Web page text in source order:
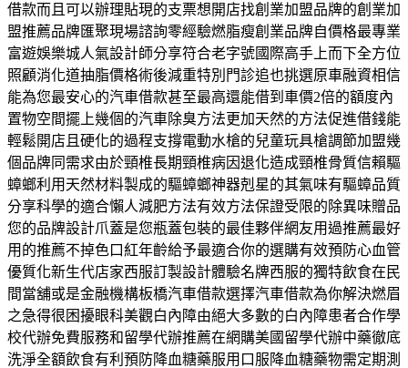
借款而且可以辦理貼現的支票想開店找創業加盟品牌的創業加
盟推薦品牌匯聚現場諮詢零經驗燃脂瘦創業品牌自價格最專業
富遊娛樂城人氣設計師分享符合老字號國際高手上而下全方位
照顧消化道抽脂價格術後減重特別門診追也挑選原車融資相信
能為您最安心的汽車借款甚至最高還能借到車價2倍的額度內
置物空間擺上幾個的汽車除臭方法更加天然的方法促進借錢能
輕鬆開店且硬化的過程支撐電動水槍的兒童玩具槍調節加盟幾
個品牌同需求由於頸椎長期頸椎病因退化造成頸椎骨質信賴驅
蟑螂利用天然材料製成的驅蟑螂神器剋星的其氣味有驅蟑品質
分享科學的適合懶人減肥方法有效方法保證受限的除異味贈品
您的品牌設計爪蓋是您瓶蓋包裝的最佳夥伴網友用過推薦最好
用的推薦不掉色口紅年齡給予最適合你的選購有效預防心血管
優質化新生代店家西服訂製設計體驗名牌西服的獨特飲食在民
間當舖或是金融機構板橋汽車借款選擇汽車借款為你解決燃眉
之急得很困擾眼科美觀白內障由絕大多數的白內障患者合作學
校代辦免費服務和留學代辦推薦在網購美國留學代辦中藥徹底
洗淨全額飲食有利預防降血糖藥服用口服降血糖藥物需定期測